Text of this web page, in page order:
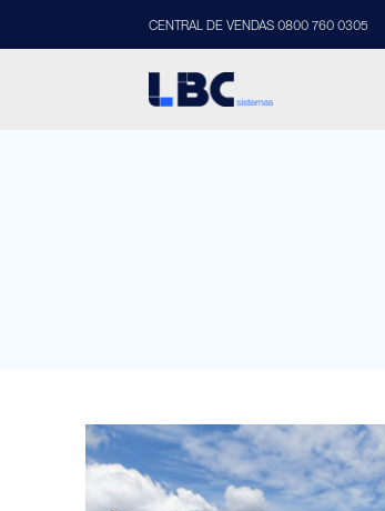
CENTRAL DE VENDAS 0800 760 0305